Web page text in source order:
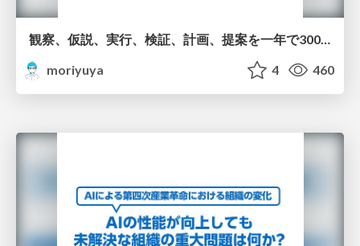
観察、仮説、実行、検証、計画、提案を一年で3000回トレーニングする方法/3000 Thinking Loops in 365 Days
moriyuya
4 460